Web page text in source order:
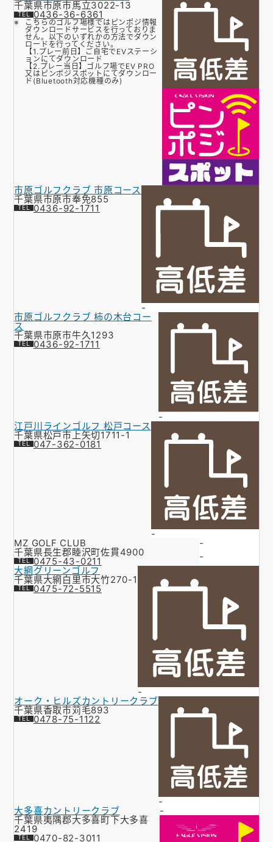
千葉県市原市馬立3022-13
0436-36-6361
こちらのゴルフ場様ではピンポジ情報
ダウンロードサービスを行っておりま
せん。以下のいずれかの方法でダウン
ロードを行ってください。
【1.プレー前日】ご自宅でEVステーシ
ョンにてダウンロード
【2.プレー当日】ゴルフ場でEV PRO
又はピンポジスポットにてダウンロー
ド(Bluetooth対応機種のみ)
市原ゴルフクラブ 市原コース
千葉県市原市奉免855
0436-92-1711
-
市原ゴルフクラブ 柿の木台コー
ス
千葉県市原市牛久1293
0436-92-1711
-
江戸川ラインゴルフ 松戸コース
千葉県松戸市上矢切1711-1
047-362-0181
-
MZ GOLF CLUB
千葉県長生郡睦沢町佐貫4900
0475-43-0211
-
-
大網グリーンゴルフ
千葉県大網白里市大竹270-1
0475-72-5515
-
オーク・ヒルズカントリークラブ
千葉県香取市苅毛893
0478-75-1122
-
大多喜カントリークラブ
千葉県夷隅郡大多喜町下大多喜
2419
0470-82-3011
-